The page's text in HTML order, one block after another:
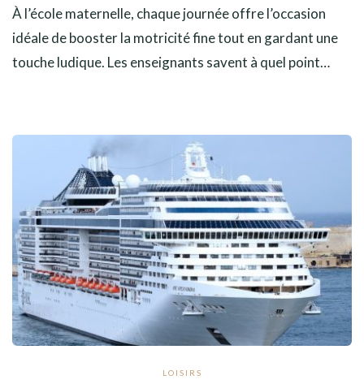
À l’école maternelle, chaque journée offre l’occasion
idéale de booster la motricité fine tout en gardant une
touche ludique. Les enseignants savent à quel point…
LOISIRS